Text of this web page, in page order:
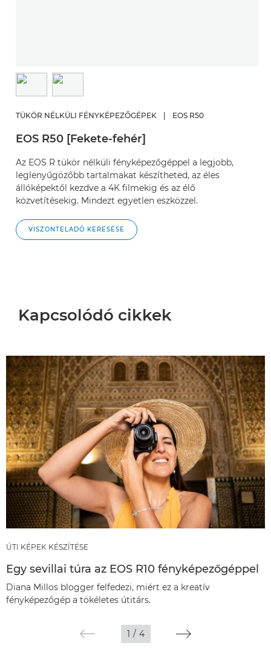
TÜKÖR NÉLKÜLI FÉNYKÉPEZŐGÉPEK | EOS R50
EOS R50 [Fekete-fehér]
Az EOS R tükör nélküli fényképezőgéppel a legjobb,
leglenyűgözőbb tartalmakat készítheted, az éles
állóképektől kezdve a 4K filmekig és az élő
közvetítésekig. Mindezt egyetlen eszközzel.
VISZONTELADÓ KERESÉSE
Kapcsolódó cikkek
ÚTI KÉPEK KÉSZÍTÉSE
Egy sevillai túra az EOS R10 fényképezőgéppel
Diana Millos blogger felfedezi, miért ez a kreatív
fényképezőgép a tökéletes útitárs.
1 / 4